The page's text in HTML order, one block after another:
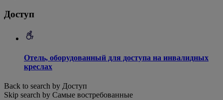
Доступ
Отель, оборудованный для доступа на инвалидных
креслах
Back to search by Доступ
Skip search by Самые востребованные